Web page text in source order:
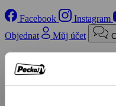
Facebook Instagram
Objednat
Můj účet
/
Program
/